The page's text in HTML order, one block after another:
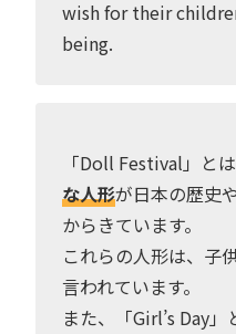
wish for their
being.
「Doll Festival」と
な人形が日本の歴史
からきています。
これらの人形は、子
言われています。
また、「Girl’s Day